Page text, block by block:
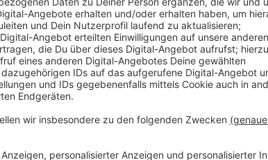
Der Haftbefehl wurde allerdings gegen
vorgeworfen in der Nacht von Samstag auf Sonntag
Haus der Eltern missbraucht zu haben. Das
der Eltern und vier weiteren Kindern im Alter zwischen
vor dem Haus übernachtet. Gegen 3 Uhr soll dann ein
betreten und das Mädchen missbraucht haben. Das
Allerdings konnte der Vater den Mann nur noch
der Polizei blieb erfolglos. Im Laufe des Vormittags
aber wieder in der Nähe des Wohnwagens